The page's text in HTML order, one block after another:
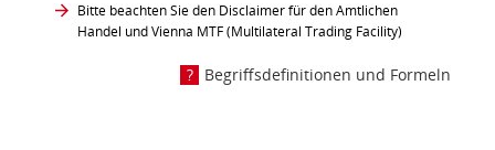
Bitte beachten Sie den Disclaimer für den Amtlichen
Handel und Vienna MTF (Multilateral Trading Facility)
Begriffsdefinitionen und Formeln